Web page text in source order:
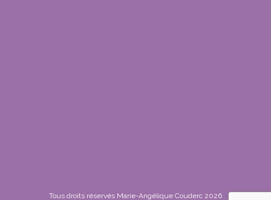
Tous droits réservés Marie-Angélique Couderc 2026